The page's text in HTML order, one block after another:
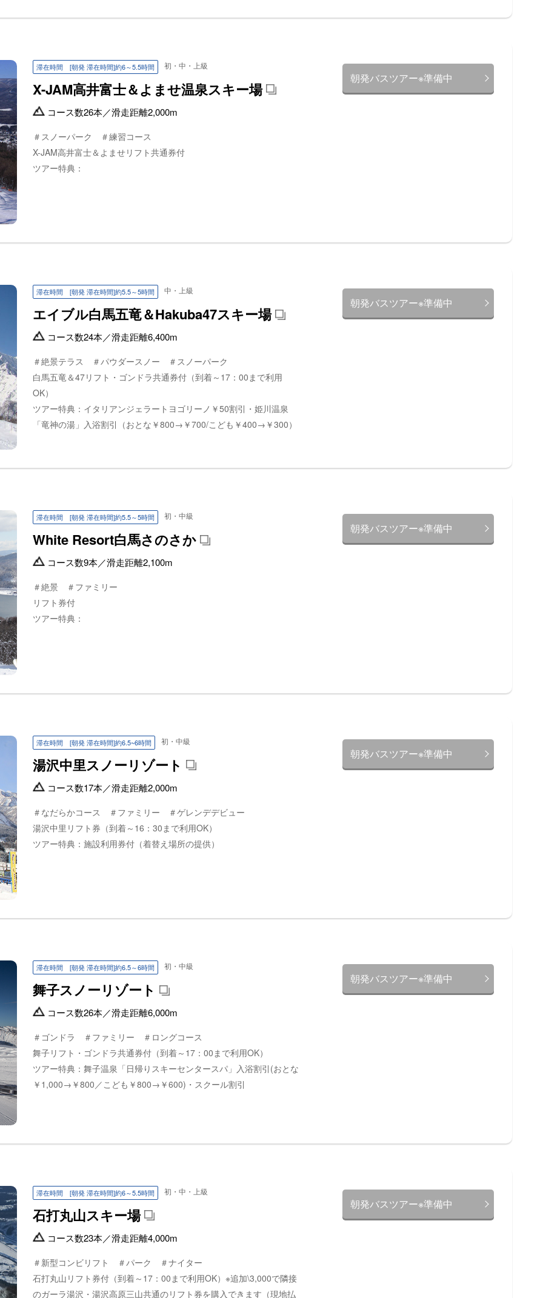
滞在時間 [朝発 滞在時間]約6～5.5時間 初・中・上級
X-JAM高井富士＆よませ温泉スキー場
コース数26本／滑走距離2,000m
＃スノーパーク ＃練習コース
X-JAM高井富士＆よませリフト共通券付
ツアー特典：
朝発バスツアー※準備中
滞在時間 [朝発 滞在時間]約5.5～5時間 中・上級
エイブル白馬五竜＆Hakuba47スキー場
コース数24本／滑走距離6,400m
＃絶景テラス ＃パウダースノー ＃スノーパーク
白馬五竜＆47リフト・ゴンドラ共通券付（到着～17：00まで利用
OK）
ツアー特典：イタリアンジェラートヨゴリーノ￥50割引・姫川温泉
「竜神の湯」入浴割引（おとな￥800→￥700/こども￥400→￥300）
朝発バスツアー※準備中
滞在時間 [朝発 滞在時間]約5.5～5時間 初・中級
White Resort白馬さのさか
コース数9本／滑走距離2,100m
＃絶景 ＃ファミリー
リフト券付
ツアー特典：
朝発バスツアー※準備中
滞在時間 [朝発 滞在時間]約6.5~6時間 初・中級
湯沢中里スノーリゾート
コース数17本／滑走距離2,000m
＃なだらかコース ＃ファミリー ＃ゲレンデデビュー
湯沢中里リフト券（到着～16：30まで利用OK）
ツアー特典：施設利用券付（着替え場所の提供）
朝発バスツアー※準備中
滞在時間 [朝発 滞在時間]約6.5～6時間 初・中級
舞子スノーリゾート
コース数26本／滑走距離6,000m
＃ゴンドラ ＃ファミリー ＃ロングコース
舞子リフト・ゴンドラ共通券付（到着～17：00まで利用OK）
ツアー特典：舞子温泉「日帰りスキーセンタースパ」入浴割引(おとな
￥1,000→￥800／こども￥800→￥600)・スクール割引
朝発バスツアー※準備中
滞在時間 [朝発 滞在時間]約6～5.5時間 初・中・上級
石打丸山スキー場
コース数23本／滑走距離4,000m
＃新型コンビリフト ＃パーク ＃ナイター
石打丸山リフト券付（到着～17：00まで利用OK）※追加\3,000で隣接
のガーラ湯沢・湯沢高原三山共通のリフト券を購入できます（現地払
朝発バスツアー※準備中